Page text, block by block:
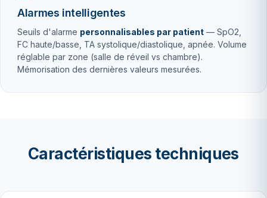
Alarmes intelligentes
Seuils d'alarme personnalisables par patient — SpO2,
FC haute/basse, TA systolique/diastolique, apnée. Volume
réglable par zone (salle de réveil vs chambre).
Mémorisation des dernières valeurs mesurées.
Caractéristiques techniques